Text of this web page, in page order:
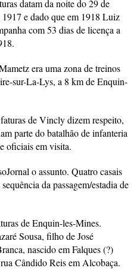
datam da noite do 29 de
e dado que em 1918 Luiz
com 53 dias de licença a
era uma zona de treinos
sur-La-Lys, a 8 km de Enquin-
de Vincly dizem respeito,
parte do batalhão de infanteria
oficiais em visita.
o assunto. Quatro casais
da passagem/estadia de
de Enquin-les-Mines.
Sousa, filho de José
nascido em Falques (?)
Cândido Reis em Alcobaça.